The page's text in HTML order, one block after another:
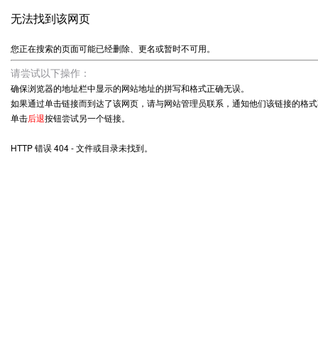
无法找到该网页
您正在搜索的页面可能已经删除、更名或暂时不可用。
请尝试以下操作：
确保浏览器的地址栏中显示的网站地址的拼写和格式正确无误。
如果通过单击链接而到达了该网页，请与网站管理员联系，通知他们该链接的格
单击后退按钮尝试另一个链接。
HTTP 错误 404 - 文件或目录未找到。